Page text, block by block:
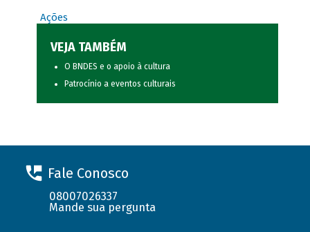
Ações
VEJA TAMBÉM
O BNDES e o apoio à cultura
Patrocínio a eventos culturais
Fale Conosco
08007026337
Mande sua pergunta